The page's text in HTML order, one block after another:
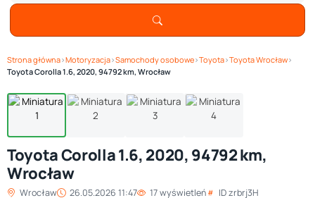
Strona główna›Motoryzacja›Samochody osobowe›Toyota›Toyota Wrocław›
Toyota Corolla 1.6, 2020, 94792 km, Wrocław
1/ 4 Zobacz galerię
Toyota Corolla 1.6, 2020, 94792 km,
Wrocław
Wrocław 26.05.2026 11:47 17 wyświetleń ID zrbrj3H